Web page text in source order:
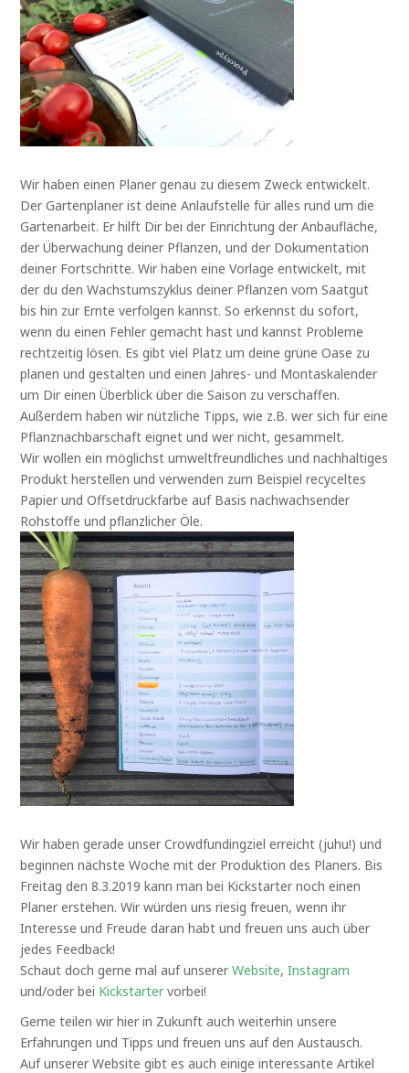
Wir haben einen Planer genau zu diesem Zweck entwickelt.
Der Gartenplaner ist deine Anlaufstelle für alles rund um die
Gartenarbeit. Er hilft Dir bei der Einrichtung der Anbaufläche,
der Überwachung deiner Pflanzen, und der Dokumentation
deiner Fortschritte. Wir haben eine Vorlage entwickelt, mit
der du den Wachstumszyklus deiner Pflanzen vom Saatgut
bis hin zur Ernte verfolgen kannst. So erkennst du sofort,
wenn du einen Fehler gemacht hast und kannst Probleme
rechtzeitig lösen. Es gibt viel Platz um deine grüne Oase zu
planen und gestalten und einen Jahres- und Montaskalender
um Dir einen Überblick über die Saison zu verschaffen.
Außerdem haben wir nützliche Tipps, wie z.B. wer sich für eine
Pflanznachbarschaft eignet und wer nicht, gesammelt.
Wir wollen ein möglichst umweltfreundliches und nachhaltiges
Produkt herstellen und verwenden zum Beispiel recyceltes
Papier und Offsetdruckfarbe auf Basis nachwachsender
Rohstoffe und pflanzlicher Öle.
Wir haben gerade unser Crowdfundingziel erreicht (juhu!) und
beginnen nächste Woche mit der Produktion des Planers. Bis
Freitag den 8.3.2019 kann man bei Kickstarter noch einen
Planer erstehen. Wir würden uns riesig freuen, wenn ihr
Interesse und Freude daran habt und freuen uns auch über
jedes Feedback!
Schaut doch gerne mal auf unsererWebsite,Instagram
und/oder bei Kickstarter vorbei!
Gerne teilen wir hier in Zukunft auch weiterhin unsere
Erfahrungen und Tipps und freuen uns auf den Austausch.
Auf unserer Website gibt es auch einige interessante Artikel